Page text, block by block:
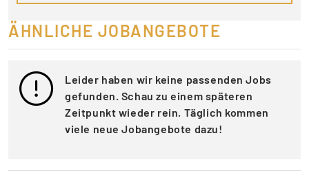
ÄHNLICHE JOBANGEBOTE
Leider haben wir keine passenden Jobs
gefunden. Schau zu einem späteren
Zeitpunkt wieder rein. Täglich kommen
viele neue Jobangebote dazu!